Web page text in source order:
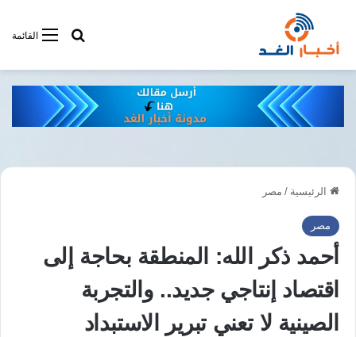
القائمةأبحت فى
الرئيسية / مصر
مصر
أحمد ذكر الله: المنطقة بحاجة إلى
اقتصاد إنتاجي جديد.. والتجربة
الصينية لا تعني تبرير الاستبداد